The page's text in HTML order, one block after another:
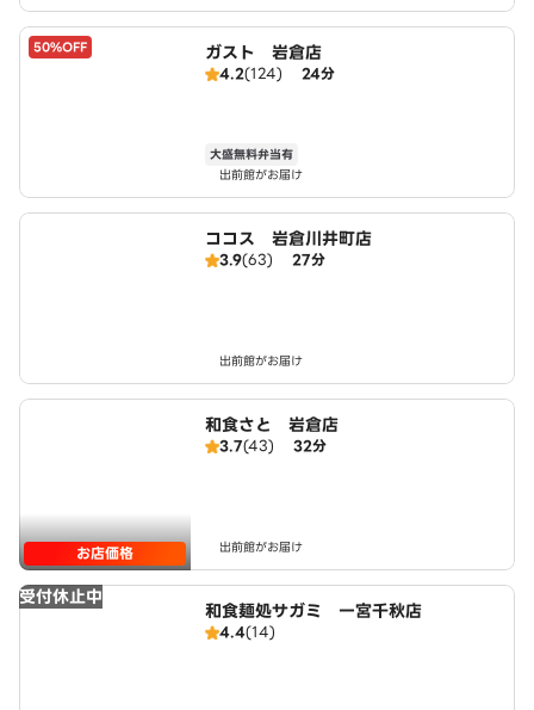
50%OFF ガスト 岩倉店
4.2(124) 24分
大盛無料弁当有
出前館がお届け
ココス 岩倉川井町店
3.9(63) 27分
出前館がお届け
お店価格
和食さと 岩倉店
3.7(43) 32分
出前館がお届け
受付休止中
和食麺処サガミ 一宮千秋店
4.4(14)